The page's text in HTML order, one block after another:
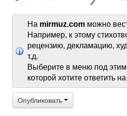
На mirmuz.com можно
Например, к этому
рецензию, декламацию,
т.д.
Выберите в меню под
которой хотите ответить на
Опубликовать